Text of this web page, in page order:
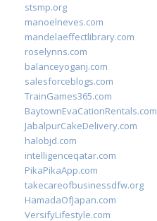
stsmp.org
manoelneves.com
mandelaeffectlibrary.com
roselynns.com
balanceyoganj.com
salesforceblogs.com
TrainGames365.com
BaytownEvaCationRentals.com
JabalpurCakeDelivery.com
halobjd.com
intelligenceqatar.com
PikaPikaApp.com
takecareofbusinessdfw.org
HamadaOfJapan.com
VersifyLifestyle.com